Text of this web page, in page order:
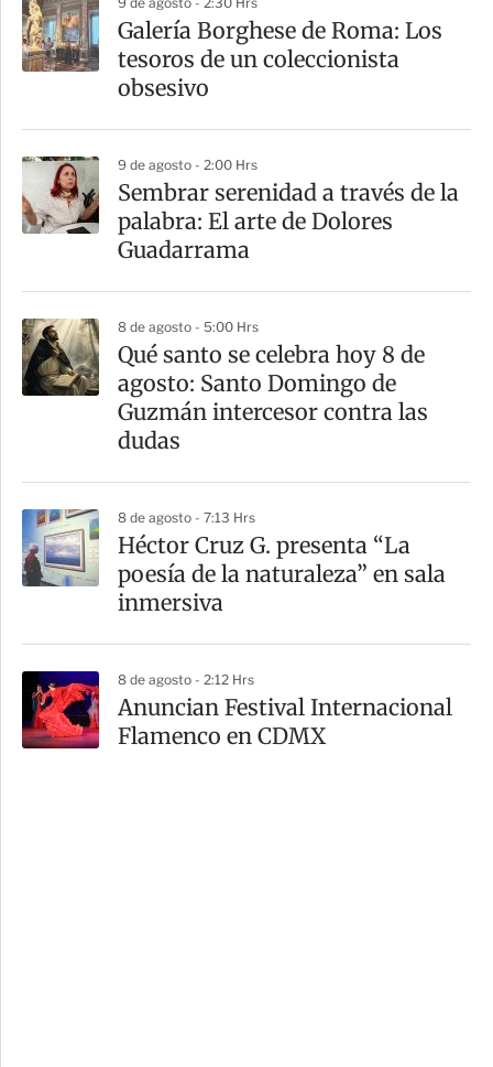
a
r
t
Galería Borghese de Roma: Los
tesoros de un coleccionista
obsesivo
9 de agosto - 2:00 Hrs
Sembrar serenidad a través de la
palabra: El arte de Dolores
Guadarrama
8 de agosto - 5:00 Hrs
Qué santo se celebra hoy 8 de
agosto: Santo Domingo de
Guzmán intercesor contra las
dudas
8 de agosto - 7:13 Hrs
Héctor Cruz G. presenta “La
poesía de la naturaleza” en sala
inmersiva
8 de agosto - 2:12 Hrs
Anuncian Festival Internacional
Flamenco en CDMX